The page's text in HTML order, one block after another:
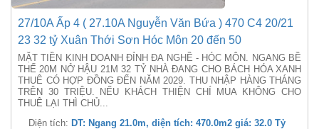
27/10A Ấp 4 ( 27.10A Nguyễn Văn Bứa ) 470 C4 20/21
23 32 tỷ Xuân Thới Sơn Hóc Môn 20 đến 50
MẶT TIỀN KINH DOANH ĐỈNH ĐA NGHỀ - HÓC MÔN. NGANG BỀ
THẾ 20M NỞ HẬU 21M 32 TỶ NHÀ ĐANG CHO BÁCH HÓA XANH
THUÊ CÓ HỢP ĐỒNG ĐẾN NĂM 2029. THU NHẬP HÀNG THÁNG
TRÊN 30 TRIỆU. NẾU KHÁCH THIỆN CHÍ MUA KHÔNG CHO
THUÊ LẠI THÌ CHỦ...
Diện tích: DT: Ngang 21.0m, diện tích: 470.0m2 giá: 32.0 Tỷ